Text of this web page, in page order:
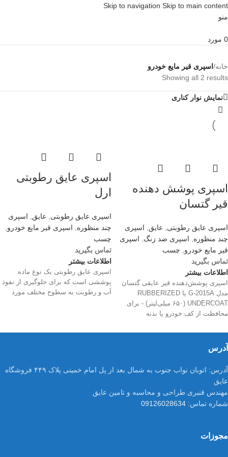
Skip to navigation Skip to main content
منو
0 مورد
خانه/ اسپری قیر مایع خودرو
Showing all 2 results
نمایش نوار کناری
اسپری پوشش دهنده
قیر گتسان
اسپری عایق رطوبتی عایق
اسپری
چند منظوره
اسپری ضد زنگ
اسپری
قیر مایع خودرو
چسب
تماس بگیرید
اطلاعات بیشتر
اسپری پوشش‌دهنده قیر عایقی گتسان
مدل G‑2015A یا RUBBERIZED
UNDERCOAT (۶۵۰ میلی‌لیتر) -‌ برای
محافظت از کف خودرو یا بدنه
اسپری عایق رطوبتی
ارل
اسپری عایق رطوبتی عایق
اسپری
چند منظوره
اسپری قیر مایع خودرو
چسب
تماس بگیرید
اطلاعات بیشتر
اسپری عایق رطوبتی یک نوع ماده
پوششی است که برای جلوگیری از نفوذ
آب و رطوبت به سطوح مختلف مورد
آدرس
آدرس:
اتوبان نواب جنوب به شمال بعد از پل امام خمینی پلاک ۴۴۹ فروشگاه
عایق
مهندس قنبری طراحی و محاسبه و تامین عایق
شماره تماس: 09126028634
مجوزات